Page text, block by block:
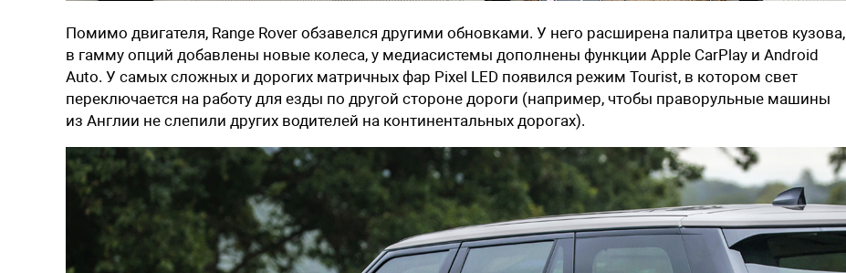
Помимо двигателя, Range Rover обзавелся другими обновками. У него расширена палитра цветов кузова,
в гамму опций добавлены новые колеса, у медиасистемы дополнены функции Apple CarPlay и Android
Auto. У самых сложных и дорогих матричных фар Pixel LED появился режим Tourist, в котором свет
переключается на работу для езды по другой стороне дороги (например, чтобы праворульные машины
из Англии не слепили других водителей на континентальных дорогах).